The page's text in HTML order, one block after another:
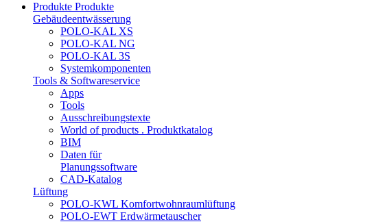
Produkte Produkte
Gebäudeentwässerung
POLO-KAL XS
POLO-KAL NG
POLO-KAL 3S
Systemkomponenten
Tools & Softwareservice
Apps
Tools
Ausschreibungstexte
World of products . Produktkatalog
BIM
Daten für
Planungssoftware
CAD-Katalog
Lüftung
POLO-KWL Komfortwohnraumlüftung
POLO-EWT Erdwärmetauscher